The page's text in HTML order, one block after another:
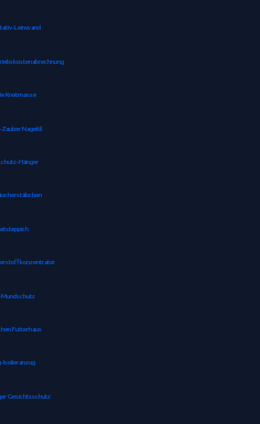
Leinwand
Knetmasse
Zauber Nagelöl
Hänger
Mundschutz
Futterhaus
Isolieranzug
Gesichtsschutz